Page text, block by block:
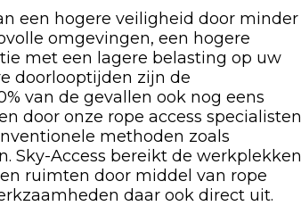
een hogere veiligheid door minder
omgevingen, een hogere
met een lagere belasting op uw
doorlooptijden zijn de
van de gevallen ook nog eens
door onze rope access specialisten
methoden zoals
Sky-Access bereikt de werkplekken
ruimten door middel van rope
daar ook direct uit.